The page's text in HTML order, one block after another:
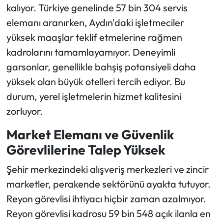
kalıyor. Türkiye genelinde 57 bin 304 servis
elemanı aranırken, Aydın'daki işletmeciler
yüksek maaşlar teklif etmelerine rağmen
kadrolarını tamamlayamıyor. Deneyimli
garsonlar, genellikle bahşiş potansiyeli daha
yüksek olan büyük otelleri tercih ediyor. Bu
durum, yerel işletmelerin hizmet kalitesini
zorluyor.
Market Elemanı ve Güvenlik
Görevlilerine Talep Yüksek
Şehir merkezindeki alışveriş merkezleri ve zincir
marketler, perakende sektörünü ayakta tutuyor.
Reyon görevlisi ihtiyacı hiçbir zaman azalmıyor.
Reyon görevlisi kadrosu 59 bin 548 açık ilanla en